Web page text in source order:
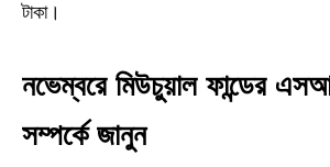
টাকা।
নভেম্বরে মিউচুয়াল ফান্ডের
সম্পর্কে জানুন